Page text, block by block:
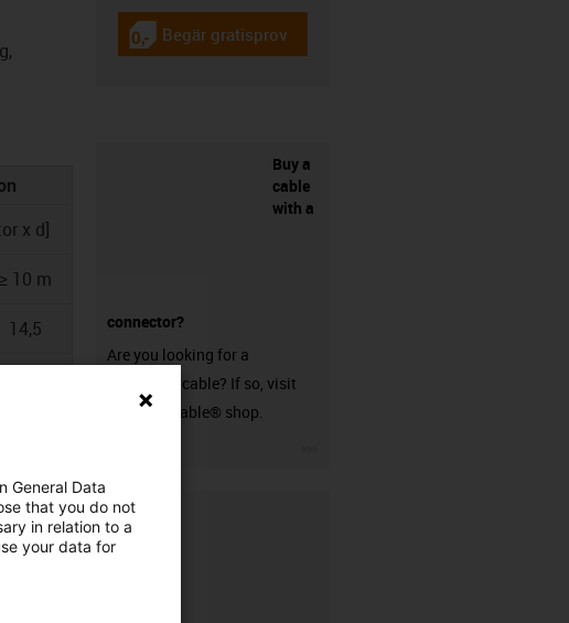
x d]
≥ 10 m
14,5
igus-icon-gratismuster
Begär gratisprov
Buy a
cable
with a
connector?
Are you looking for a
harnessed cable? If so, visit
our readycable® shop.
General Data
that you do not
in relation to a
your data for